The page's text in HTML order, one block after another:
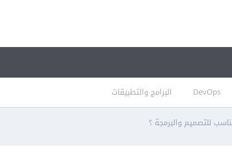
DevOps البرامج والتطبيقات
للتصميم والبرمجة ؟